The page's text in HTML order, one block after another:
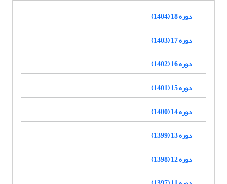
دوره 18 (1404)
دوره 17 (1403)
دوره 16 (1402)
دوره 15 (1401)
دوره 14 (1400)
دوره 13 (1399)
دوره 12 (1398)